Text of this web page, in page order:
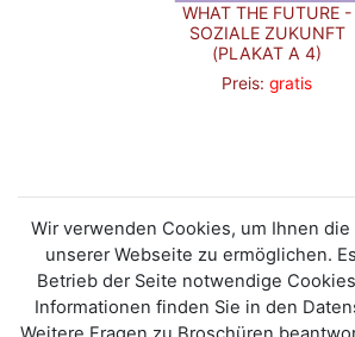
WHAT THE FUTURE -
SOZIALE ZUKUNFT
(PLAKAT A 4)
Preis: gratis
Wir verwenden Cookies, um Ihnen
unserer Webseite zu ermöglichen.
Betrieb der Seite notwendige
Informationen finden Sie in den